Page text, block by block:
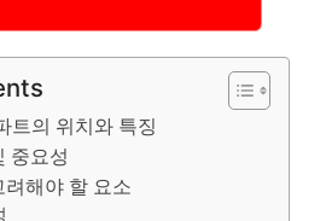
트의 위치와 특징
중요성
해야 할 요소